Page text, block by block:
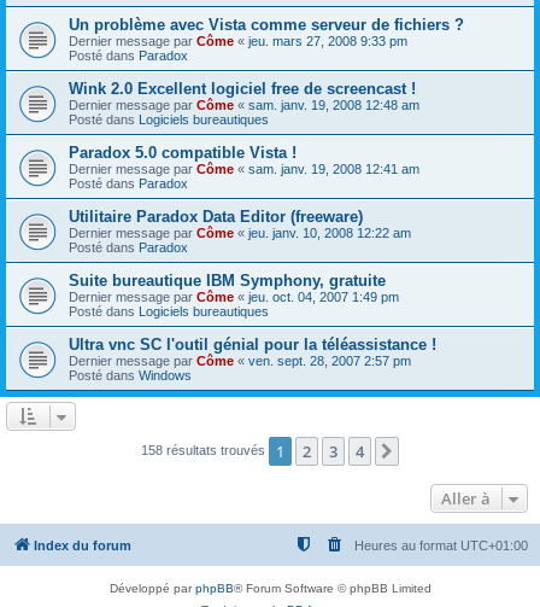
Un problème avec Vista comme serveur de fichiers ?
Dernier message par Côme « jeu. mars 27, 2008 9:33 pm
Posté dans Paradox
Wink 2.0 Excellent logiciel free de screencast !
Dernier message par Côme « sam. janv. 19, 2008 12:48 am
Posté dans Logiciels bureautiques
Paradox 5.0 compatible Vista !
Dernier message par Côme « sam. janv. 19, 2008 12:41 am
Posté dans Paradox
Utilitaire Paradox Data Editor (freeware)
Dernier message par Côme « jeu. janv. 10, 2008 12:22 am
Posté dans Paradox
Suite bureautique IBM Symphony, gratuite
Dernier message par Côme « jeu. oct. 04, 2007 1:49 pm
Posté dans Logiciels bureautiques
Ultra vnc SC l'outil génial pour la téléassistance !
Dernier message par Côme « ven. sept. 28, 2007 2:57 pm
Posté dans Windows
158 résultats trouvés 1 2 3 4
Aller à
Index du forum Heures au format UTC+01:00
Développé parphpBB® Forum Software © phpBB Limited